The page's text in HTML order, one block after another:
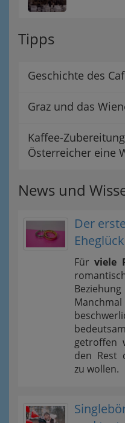
Tipps
Geschichte des
Graz und das
Kaffee-
Österreicher eine
News und
Der
Fürviele
getroffen
den Rest
zu wollen.